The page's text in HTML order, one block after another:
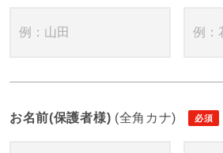
お名前(保護者様) (全角カナ)